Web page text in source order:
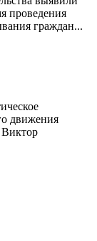
проведения
граждан...
движения